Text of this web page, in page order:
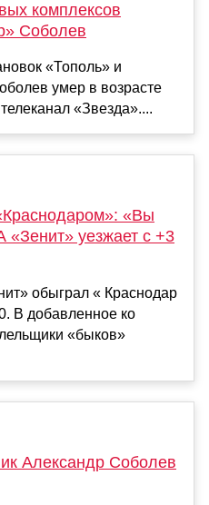
комплексов
Соболев
«Тополь» и
умер в возрасте
«Звезда»....
«Вы
«Зенит» уезжает с +3
обыграл « Краснодар
В добавленное ко
«быков»
Александр Соболев